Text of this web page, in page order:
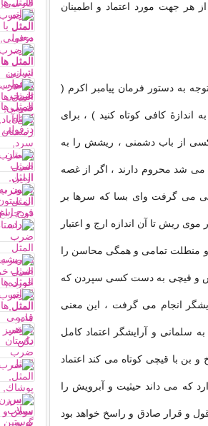
هر جهت مورد اعتماد و اطمینان
به دستور فرمان پیامبر اكرم (
كافی كوتاه كنید ) ، برای
كسی از باب دشمنی ، ریشش را به
می شد محروم دارند ، اگر از غصه
می گرفت وای بسا كه سرها بر
ریش تا آن اندازه ارج و اعتبار
و منطلت تمامی و همگی محاسن را
و قیچی به دست كسی سپردن كه
انجام می گرفت ، این معنی
و آرایشگر اعتماد كامل
بن با قیچی كوتاه می كند اعتماد
كه می داند حیثیت و آبرویش را
و قرار صادق و راسخ خواهد بود